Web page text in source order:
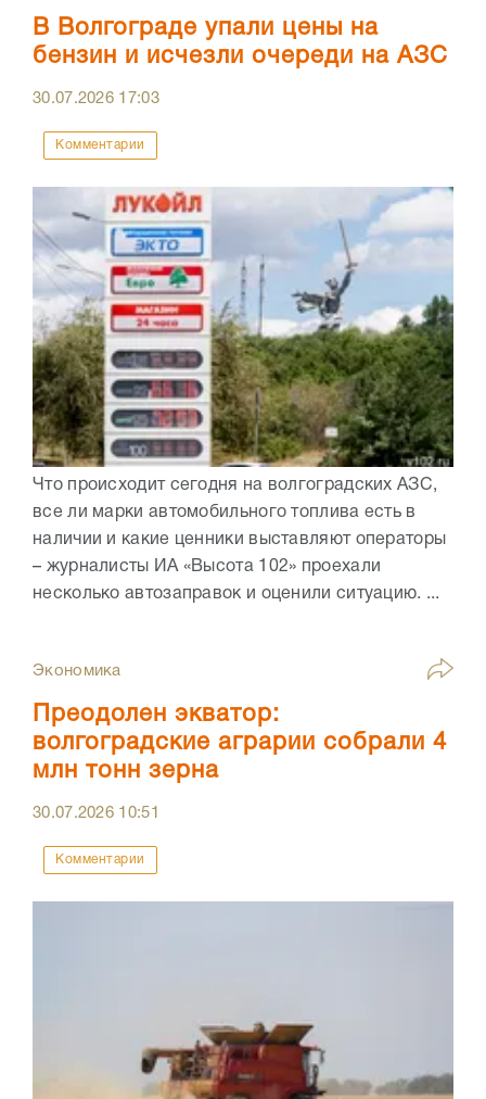
В Волгограде упали цены на
бензин и исчезли очереди на АЗС
30.07.2026 17:03
Комментарии
Что происходит сегодня на волгоградских АЗС,
все ли марки автомобильного топлива есть в
наличии и какие ценники выставляют операторы
– журналисты ИА «Высота 102» проехали
несколько автозаправок и оценили ситуацию. ...
Экономика
Преодолен экватор:
волгоградские аграрии собрали 4
млн тонн зерна
30.07.2026 10:51
Комментарии